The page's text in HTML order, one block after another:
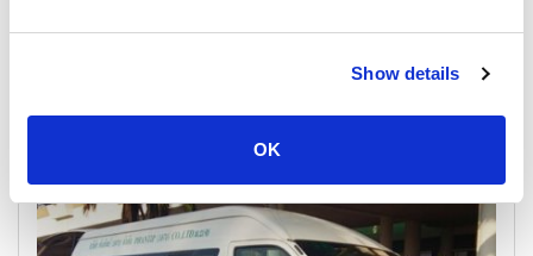
Show details
OK
Shared Minivan Shuttle in Surat Thani